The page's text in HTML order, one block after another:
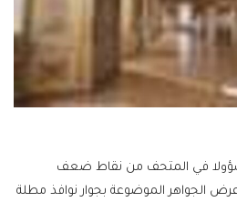
في المتحف من نقاط ضعف
الجواهر الموضوعة بجوار نوافذ مطلة